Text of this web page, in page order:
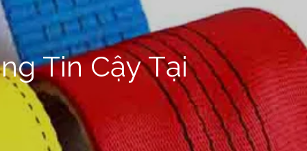
Tin Cậy Tại